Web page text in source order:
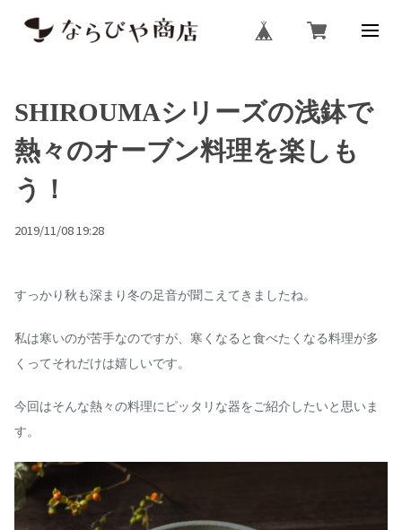
SHIROUMAシリーズの浅鉢で
熱々のオーブン料理を楽しも
う！
2019/11/08 19:28
すっかり秋も深まり冬の足音が聞こえてきましたね。
私は寒いのが苦手なのですが、 寒くなると食べたくなる料理が多
くってそれだけは嬉しいです。
今回はそんな熱々の料理にピッタリな器をご紹介したいと思いま
す。